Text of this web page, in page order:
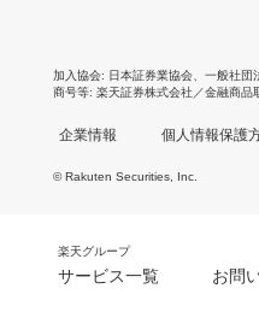
加入協会 日本証券業協会 一般社団
商号等 楽天証券株式会社／金融商品
企業情報 個人情報保護
© Rakuten Securities, Inc.
楽天グループ
サービス一覧 お問